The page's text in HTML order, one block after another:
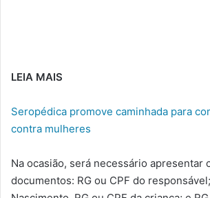
LEIA MAIS
Seropédica promove caminhada para
contra mulheres
Na ocasião, será necessário apresentar
documentos: RG ou CPF do